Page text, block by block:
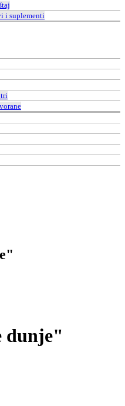
i suplementi
dunje"